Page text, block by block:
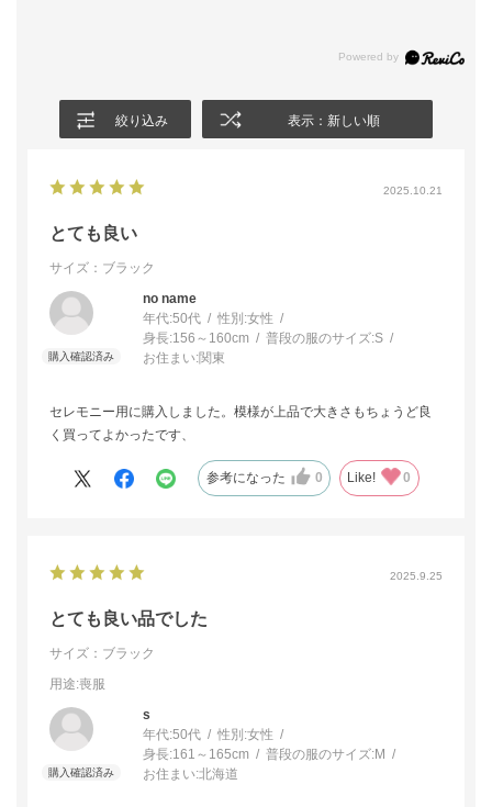
絞り込み 表示：新しい順
2025.10.21
とても良い
サイズ：ブラック
no name
年代:50代 性別:女性
身長:156～160cm 普段の服のサイズ:S
お住まい:関東
セレモニー用に購入しました。模様が上品で大きさもちょうど良
く買ってよかったです、
参考になった 0 Like! 0
2025.9.25
とても良い品でした
サイズ：ブラック
用途:喪服
s
年代:50代 性別:女性
身長:161～165cm 普段の服のサイズ:M
お住まい:北海道